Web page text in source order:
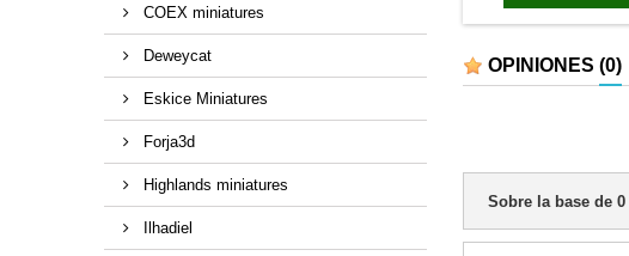
COEX miniatures
Deweycat
Eskice Miniatures
Forja3d
Highlands miniatures
Ilhadiel
OPINIONES (0)
Sobre la base de 0